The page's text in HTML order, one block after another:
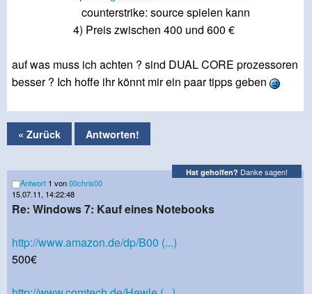
counterstrike: source spielen kann
4) Preis zwischen 400 und 600 €
auf was muss ich achten ? sind DUAL CORE prozessoren
besser ? Ich hoffe ihr könnt mir ein paar tipps geben
« Zurück Antworten!
Hat geholfen? Danke sagen!
Antwort 1 von00chris00
15.07.11, 14:22:48
Re: Windows 7: Kauf eines Notebooks
http://www.amazon.de/dp/B00 (...)
500€